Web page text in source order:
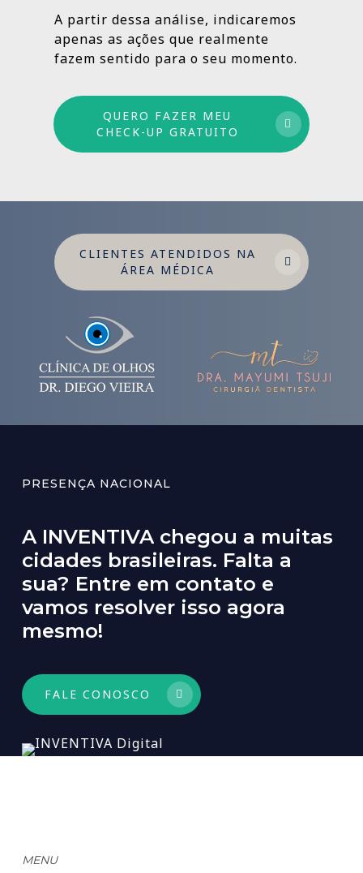
médio e longo prazo para garantir
crescimento sustentável.
A partir dessa análise, indicaremos
apenas as ações que realmente
fazem sentido para o seu momento.
QUERO FAZER MEU
CHECK-UP GRATUITO
CLIENTES ATENDIDOS NA
ÁREA MÉDICA
PRESENÇA NACIONAL
A INVENTIVA chegou a muitas
cidades brasileiras. Falta a
sua? Entre em contato e
vamos resolver isso agora
mesmo!
FALE CONOSCO
MENU